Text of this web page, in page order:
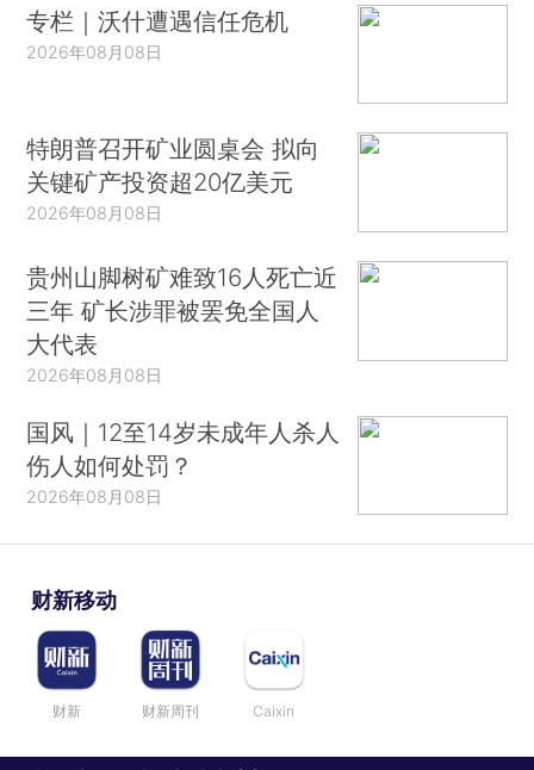
专栏｜沃什遭遇信任危机
2026年08月08日
特朗普召开矿业圆桌会 拟向
关键矿产投资超20亿美元
2026年08月08日
贵州山脚树矿难致16人死亡近
三年 矿长涉罪被罢免全国人
大代表
2026年08月08日
国风｜12至14岁未成年人杀人
伤人如何处罚？
2026年08月08日
财新移动
财新 财新周刊 Caixin